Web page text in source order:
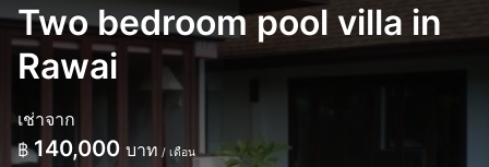
Two bedroom pool villa in
Rawai
เช่าจาก
฿ 140,000 บาท / เดือน